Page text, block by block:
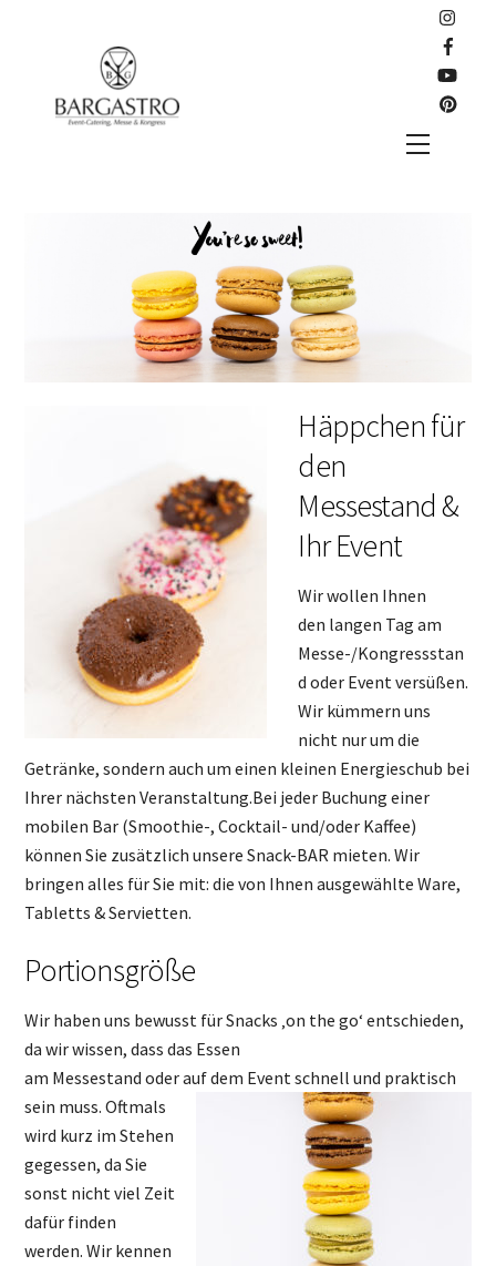
Menu
Häppchen für
den
Messestand &
Ihr Event
Wir wollen Ihnen
den langen Tag am
Messe-/Kongressstan
d oder Event versüßen.
Wir kümmern uns
nicht nur um die
Getränke, sondern auch um einen kleinen Energieschub bei
Ihrer nächsten Veranstaltung.Bei jeder Buchung einer
mobilen Bar (Smoothie-, Cocktail- und/oder Kaffee)
können Sie zusätzlich unsere Snack-BAR mieten. Wir
bringen alles für Sie mit: die von Ihnen ausgewählte Ware,
Tabletts & Servietten.
Portionsgröße
Wir haben uns bewusst für Snacks ‚on the go‘ entschieden,
da wir wissen, dass das Essen
am Messestand oder auf dem Event schnell und praktisch
sein muss. Oftmals
wird kurz im Stehen
gegessen, da Sie
sonst nicht viel Zeit
dafür finden
werden. Wir kennen